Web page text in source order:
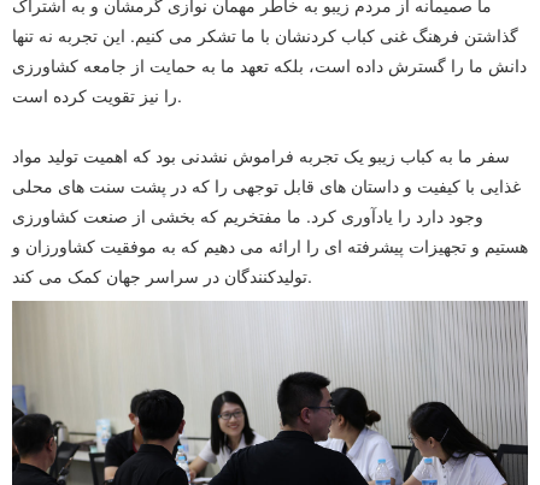
گذاشتن فرهنگ غنی کباب کردنشان با ما تشکر می کنیم. این تجربه نه تنها
دانش ما را گسترش داده است، بلکه تعهد ما به حمایت از جامعه کشاورزی
را نیز تقویت کرده است.
سفر ما به کباب زیبو یک تجربه فراموش نشدنی بود که اهمیت تولید مواد
غذایی با کیفیت و داستان های قابل توجهی را که در پشت سنت های محلی
وجود دارد را یادآوری کرد. ما مفتخریم که بخشی از صنعت کشاورزی
هستیم و تجهیزات پیشرفته ای را ارائه می دهیم که به موفقیت کشاورزان و
تولیدکنندگان در سراسر جهان کمک می کند.